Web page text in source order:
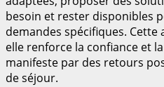
besoin et rester disponibles
demandes spécifiques. Cette
elle renforce la confiance et
manifeste par des retours
de séjour.